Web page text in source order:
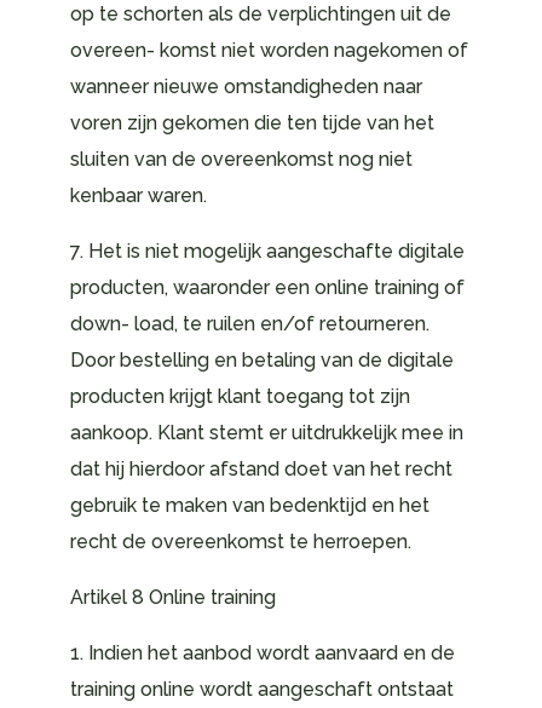
op te schorten als de verplichtingen uit de
overeen- komst niet worden nagekomen of
wanneer nieuwe omstandigheden naar
voren zijn gekomen die ten tijde van het
sluiten van de overeenkomst nog niet
kenbaar waren.
7. Het is niet mogelijk aangeschafte digitale
producten, waaronder een online training of
down- load, te ruilen en/of retourneren.
Door bestelling en betaling van de digitale
producten krijgt klant toegang tot zijn
aankoop. Klant stemt er uitdrukkelijk mee in
dat hij hierdoor afstand doet van het recht
gebruik te maken van bedenktijd en het
recht de overeenkomst te herroepen.
Artikel 8 Online training
1. Indien het aanbod wordt aanvaard en de
training online wordt aangeschaft ontstaat